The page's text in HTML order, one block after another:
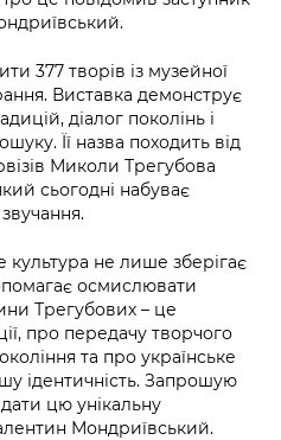
організації
адміністрація
Захисниць
Цифровий
стану
377 творів із музейної
Виставка демонструє
діалог поколінь і
Її назва походить від
Миколи Трегубова
сьогодні набуває
культура не лише зберігає
осмислювати
Трегубових – це
про передачу творчого
та про українське
ідентичність. Запрошую
цю унікальну
Мондриївський.